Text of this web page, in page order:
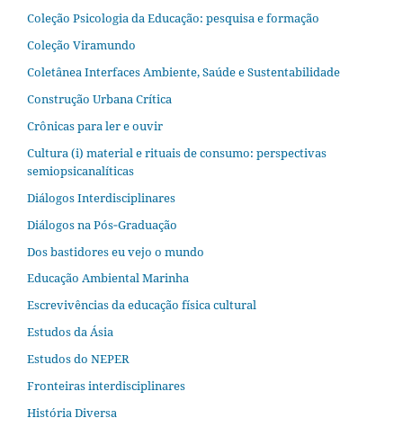
Coleção Psicologia da Educação: pesquisa e formação
Coleção Viramundo
Coletânea Interfaces Ambiente, Saúde e Sustentabilidade
Construção Urbana Crítica
Crônicas para ler e ouvir
Cultura (i) material e rituais de consumo: perspectivas
semiopsicanalíticas
Diálogos Interdisciplinares
Diálogos na Pós‐Graduação
Dos bastidores eu vejo o mundo
Educação Ambiental Marinha
Escrevivências da educação física cultural
Estudos da Ásia​
Estudos do NEPER
Fronteiras interdisciplinares
História Diversa